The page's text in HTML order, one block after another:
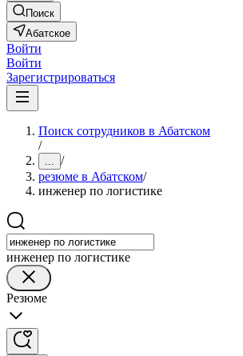
Поиск
Абатское
Войти
Войти
Зарегистрироваться
Поиск сотрудников в Абатском
/
... /
резюме в Абатском/
инженер по логистике
инженер по логистике
Резюме